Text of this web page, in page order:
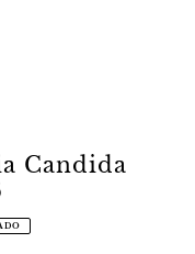
Candida